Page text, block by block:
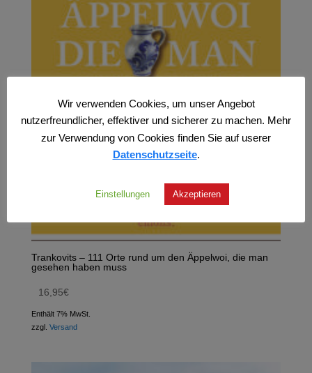
Trankovits – 111 Orte rund um den Äppelwoi, die man
gesehen haben muss
16,95€
Enthält 7% MwSt.
zzgl. Versand
Wir verwenden Cookies, um unser Angebot
nutzerfreundlicher, effektiver und sicherer zu machen. Mehr
zur Verwendung von Cookies finden Sie auf userer
Datenschutzseite.
Einstellungen Akzeptieren